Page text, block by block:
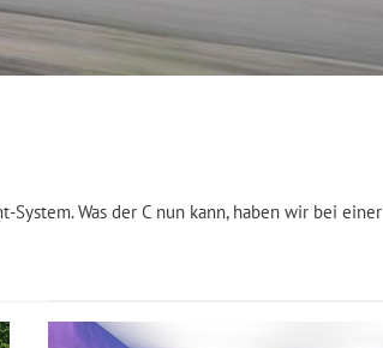
Was der C nun kann, haben wir bei einer